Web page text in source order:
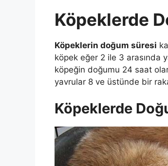
Köpeklerde
Köpeklerin doğum süresi
köpek eğer 2 ile 3 arasında
köpeğin doğumu 24 saat
yavrular 8 ve üstünde bir
Köpeklerde